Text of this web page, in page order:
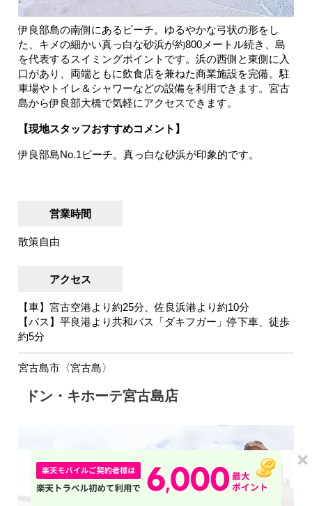
伊良部島の南側にあるビーチ。ゆるやかな弓状の形をし
た、キメの細かい真っ白な砂浜が約800メートル続き、島
を代表するスイミングポイントです。浜の西側と東側に入
口があり、両端ともに飲食店を兼ねた商業施設を完備。駐
車場やトイレ＆シャワーなどの設備を利用できます。宮古
島から伊良部大橋で気軽にアクセスできます。
【現地スタッフおすすめコメント】
伊良部島No.1ビーチ。真っ白な砂浜が印象的です。
営業時間
散策自由
アクセス
【車】宮古空港より約25分、佐良浜港より約10分
【バス】平良港より共和バス「ダキフガー」停下車、徒歩
約5分
宮古島市〈宮古島〉
ドン・キホーテ宮古島店